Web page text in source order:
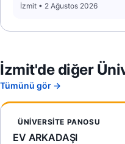
İzmit • 2 Ağustos 2026
İzmit'de diğer
Tümünü gör →
ÜNIVERSITE PANOSU
EV ARKADAŞI